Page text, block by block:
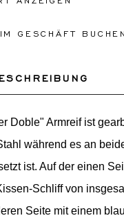
GESCHÄFT BUCHEN
Doble" Armreif ist
während es an
ist. Auf der einen
Schliff von
Seite mit einem